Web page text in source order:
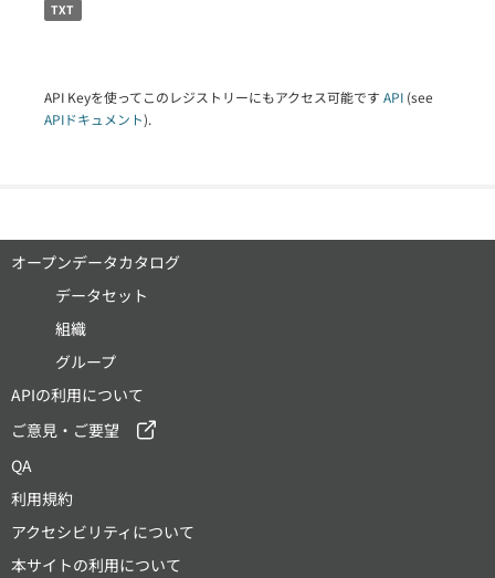
TXT
API Keyを使ってこのレジストリーにもアクセス可能です API (see
APIドキュメント).
オープンデータカタログ
データセット
組織
グループ
APIの利用について
ご意見・ご要望
QA
利用規約
アクセシビリティについて
本サイトの利用について